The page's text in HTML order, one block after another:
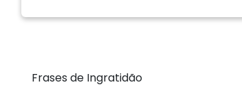
Frases de Ingratidão